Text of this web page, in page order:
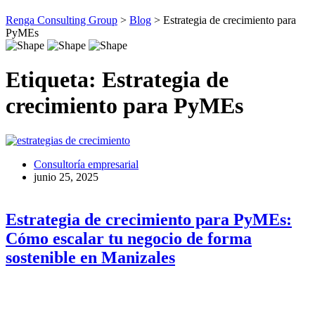
Renga Consulting Group > Blog > Estrategia de crecimiento para
PyMEs
Etiqueta: Estrategia de
crecimiento para PyMEs
Consultoría empresarial
junio 25, 2025
Estrategia de crecimiento para PyMEs:
Cómo escalar tu negocio de forma
sostenible en Manizales